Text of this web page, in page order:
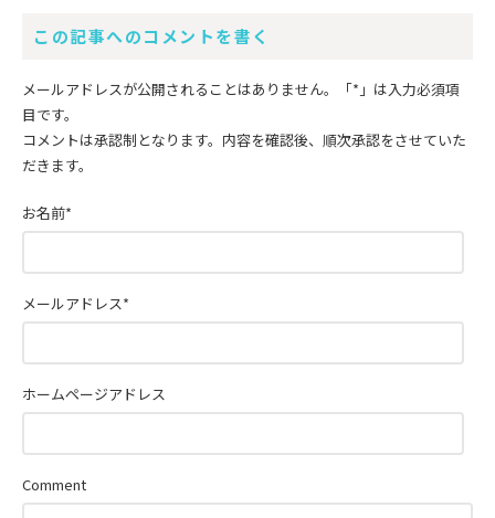
この記事へのコメントを書く
メールアドレスが公開されることはありません。 「*」 は入力必須項
目です。
コメントは承認制となります。内容を確認後、順次承認をさせていた
だきます。
Comment
お名前*
メールアドレス*
ホームページアドレス